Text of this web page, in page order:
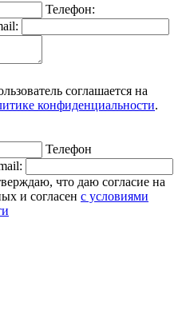
Телефон:
соглашается на
конфиденциальности.
Телефон
что даю согласие на
и согласен с условиями